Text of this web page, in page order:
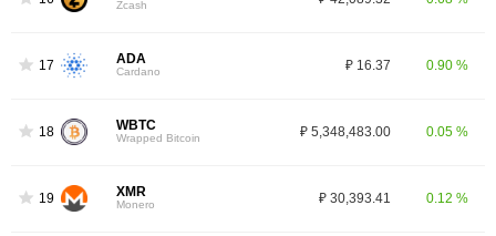
Zcash
17 ADA
Cardano ₽ 16.37 0.90 %
18 WBTC
Wrapped Bitcoin ₽ 5,348,483.00 0.05 %
19 XMR
Monero ₽ 30,393.41 0.12 %